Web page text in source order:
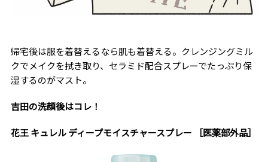
帰宅後は服を着替えるなら肌も着替える。クレンジングミル
クでメイクを拭き取り、セラミド配合スプレーでたっぷり保
湿するのがマスト。
吉田の洗顔後はコレ！
花王 キュレル ディープモイスチャースプレー ［医薬部外品］